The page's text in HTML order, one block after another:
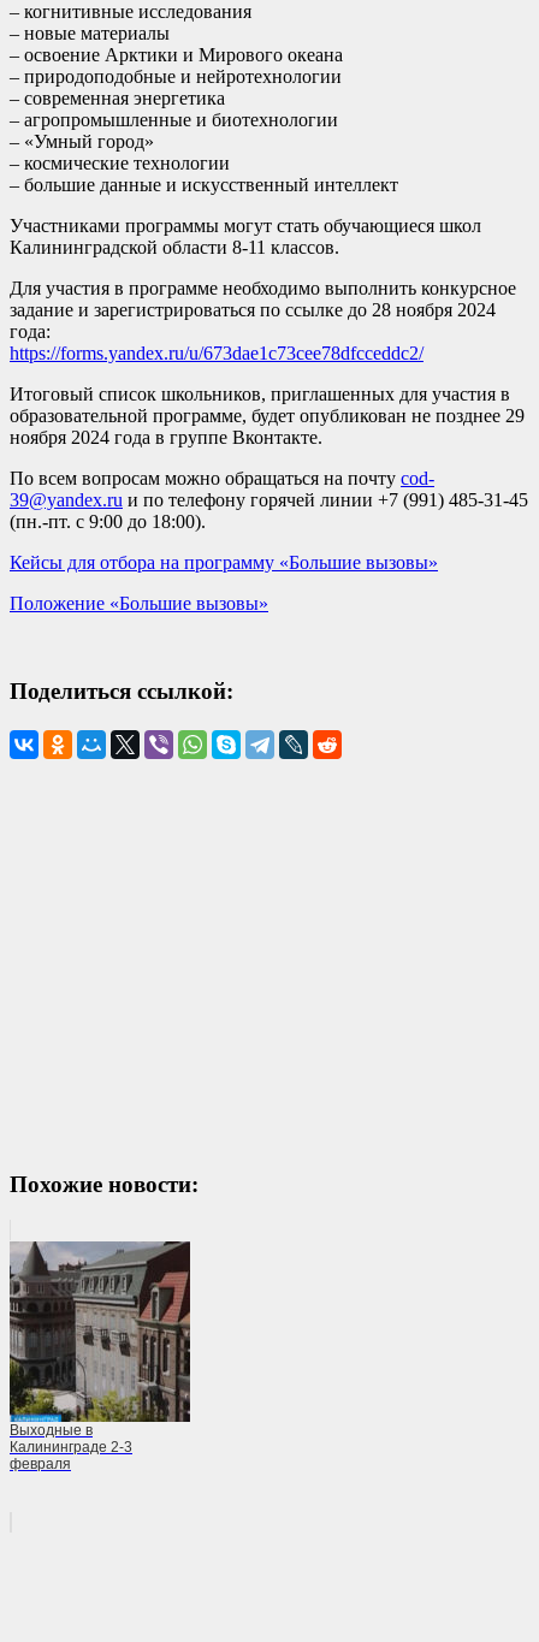
– когнитивные исследования
– новые материалы
– освоение Арктики и Мирового океана
– природоподобные и нейротехнологии
– современная энергетика
– агропромышленные и биотехнологии
– «Умный город»
– космические технологии
– большие данные и искусственный интеллект
Участниками программы могут стать обучающиеся школ
Калининградской области 8-11 классов.
Для участия в программе необходимо выполнить конкурсное
задание и зарегистрироваться по ссылке до 28 ноября 2024
года:
https://forms.yandex.ru/u/673dae1c73cee78dfcceddc2/
Итоговый список школьников, приглашенных для участия в
образовательной программе, будет опубликован не позднее 29
ноября 2024 года в группе Вконтакте.
По всем вопросам можно обращаться на почту cod-
39@yandex.ru и по телефону горячей линии +7 (991) 485-31-45
(пн.-пт. с 9:00 до 18:00).
Кейсы для отбора на программу «Большие вызовы»
Положение «Большие вызовы»
Поделиться ссылкой:
Похожие новости:
Выходные в
Калининграде 2-3
февраля